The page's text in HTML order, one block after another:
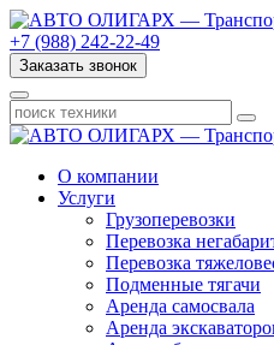
+7 (988) 242-22-49
Заказать звонок
О компании
Услуги
Грузоперевозки
Перевозка
Перевозка
Подменные тягачи
Аренда самосвала
Аренда